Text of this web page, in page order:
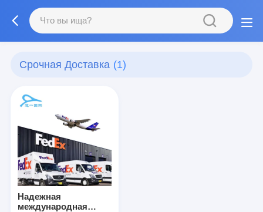
Срочная Доставка (1)
Надежная
международная